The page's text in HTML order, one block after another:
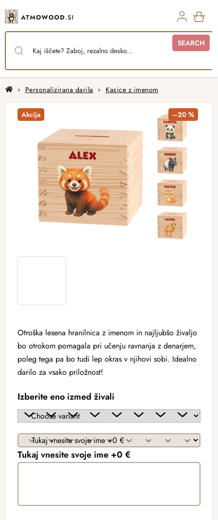
to
content
SEARCH
HomePersonalizirana darila Kasice z imenom
Otroška lesena hranilnica z imenom in najljubšo živaljo
bo otrokom pomagala pri učenju ravnanja z denarjem,
poleg tega pa bo tudi lep okras v njihovi sobi. Idealno
darilo za vsako priložnost!
Izberite eno izmed živali
Tukaj vnesite svoje ime +0 €
Akcija –20 %